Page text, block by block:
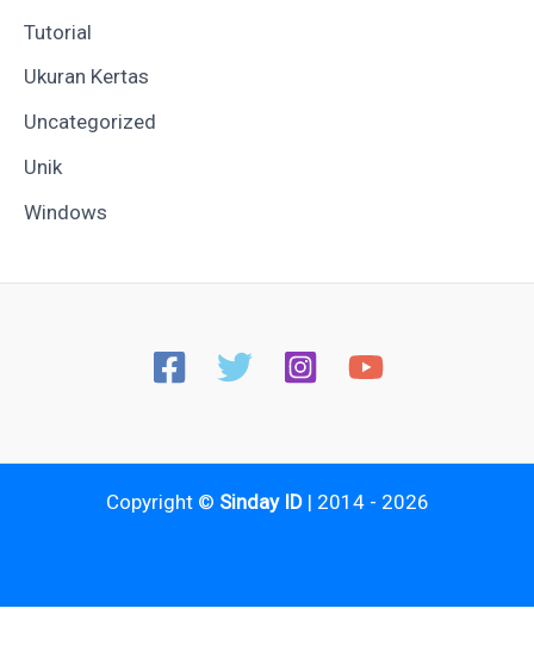
Tutorial
Ukuran Kertas
Uncategorized
Unik
Windows
Copyright © Sinday ID| 2014 - 2026